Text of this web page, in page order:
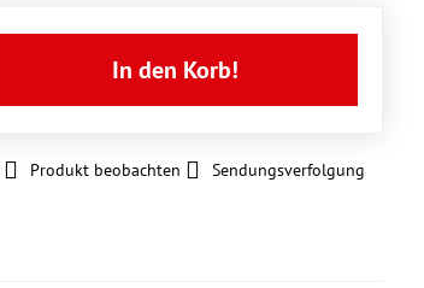
In den Korb!
Produkt beobachten Sendungsverfolgung